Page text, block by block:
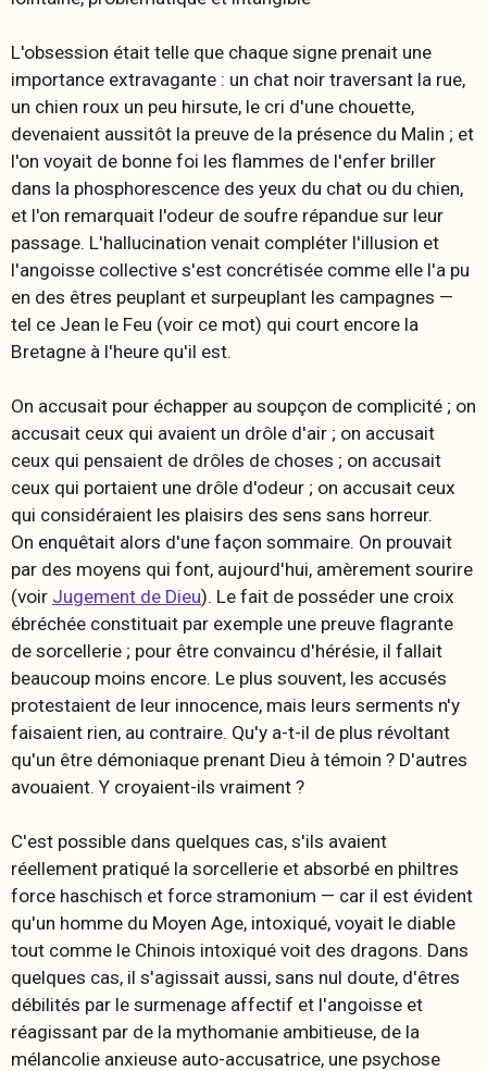
L'obsession était telle que chaque signe prenait une
importance extravagante : un chat noir traversant la rue,
un chien roux un peu hirsute, le cri d'une chouette,
devenaient aussitôt la preuve de la présence du Malin ; et
l'on voyait de bonne foi les flammes de l'enfer briller
dans la phosphorescence des yeux du chat ou du chien,
et l'on remarquait l'odeur de soufre répandue sur leur
passage. L'hallucination venait compléter l'illusion et
l'angoisse collective s'est concrétisée comme elle l'a pu
en des êtres peuplant et surpeuplant les campagnes —
tel ce Jean le Feu (voir ce mot) qui court encore la
Bretagne à l'heure qu'il est.
On accusait pour échapper au soupçon de complicité ; on
accusait ceux qui avaient un drôle d'air ; on accusait
ceux qui pensaient de drôles de choses ; on accusait
ceux qui portaient une drôle d'odeur ; on accusait ceux
qui considéraient les plaisirs des sens sans horreur.
On enquêtait alors d'une façon sommaire. On prouvait
par des moyens qui font, aujourd'hui, amèrement sourire
(voir Jugement de Dieu). Le fait de posséder une croix
ébréchée constituait par exemple une preuve flagrante
de sorcellerie ; pour être convaincu d'hérésie, il fallait
beaucoup moins encore. Le plus souvent, les accusés
protestaient de leur innocence, mais leurs serments n'y
faisaient rien, au contraire. Qu'y a-t-il de plus révoltant
qu'un être démoniaque prenant Dieu à témoin ? D'autres
avouaient. Y croyaient-ils vraiment ?
C'est possible dans quelques cas, s'ils avaient
réellement pratiqué la sorcellerie et absorbé en philtres
force haschisch et force stramonium — car il est évident
qu'un homme du Moyen Age, intoxiqué, voyait le diable
tout comme le Chinois intoxiqué voit des dragons. Dans
quelques cas, il s'agissait aussi, sans nul doute, d'êtres
débilités par le surmenage affectif et l'angoisse et
réagissant par de la mythomanie ambitieuse, de la
mélancolie anxieuse auto-accusatrice, une psychose